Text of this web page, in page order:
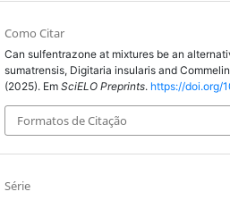
Como Citar
Can sulfentrazone at mixtures be an
sumatrensis, Digitaria insularis and
(2025). Em SciELO Preprints. https://doi.org/
Formatos de Citação
Série